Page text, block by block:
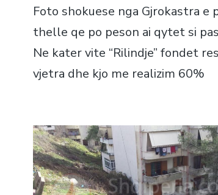
Foto shokuese nga Gjrokastra
thelle qe po peson ai qytet si
Ne kater vite “Rilindje” fondet
vjetra dhe kjo me realizim 60%